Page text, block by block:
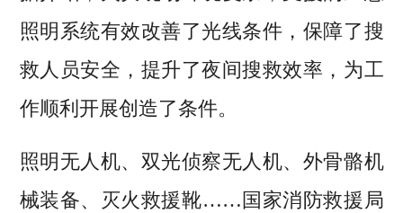
照明系统有效改善了光线条件，保障了搜
救人员安全，提升了夜间搜救效率，为工
作顺利开展创造了条件。
照明无人机、双光侦察无人机、外骨骼机
械装备、灭火救援靴……国家消防救援局